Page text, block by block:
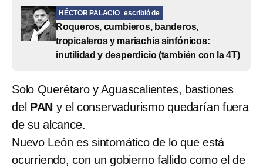
HÉCTOR PALACIO escribió de
Roqueros, cumbieros, banderos,
tropicaleros y mariachis sinfónicos:
inutilidad y desperdicio (también con la 4T)
Solo Querétaro y Aguascalientes, bastiones
del PAN y el conservadurismo quedarían fuera
de su alcance.
Nuevo León es sintomático de lo que está
ocurriendo, con un gobierno fallido como el de